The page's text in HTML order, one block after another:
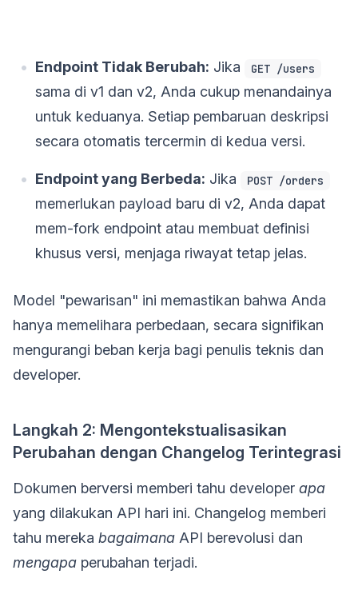
Endpoint Tidak Berubah: Jika GET /users
sama di v1 dan v2, Anda cukup menandainya
untuk keduanya. Setiap pembaruan deskripsi
secara otomatis tercermin di kedua versi.
Endpoint yang Berbeda: Jika POST /orders
memerlukan payload baru di v2, Anda dapat
mem-fork endpoint atau membuat definisi
khusus versi, menjaga riwayat tetap jelas.
Model "pewarisan" ini memastikan bahwa Anda
hanya memelihara perbedaan, secara signifikan
mengurangi beban kerja bagi penulis teknis dan
developer.
Langkah 2: Mengontekstualisasikan
Perubahan dengan Changelog Terintegrasi
Dokumen berversi memberi tahu developer apa
yang dilakukan API hari ini. Changelog memberi
tahu mereka bagaimana API berevolusi dan
mengapa perubahan terjadi.